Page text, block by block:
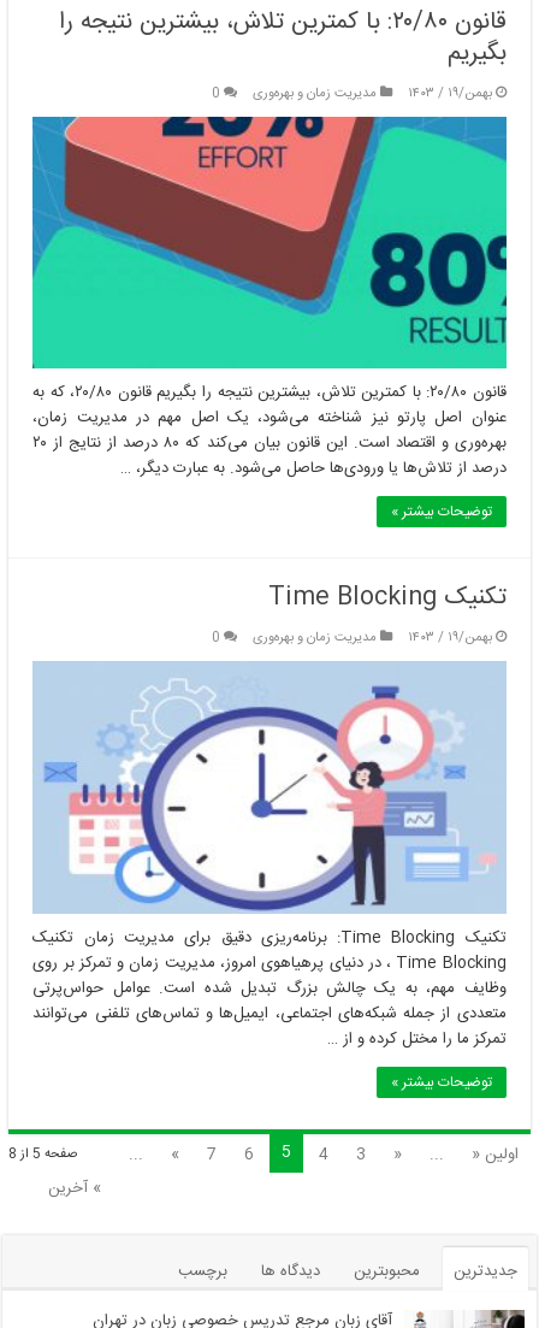
قانون ۲۰/۸۰: با کمترین تلاش، بیشترین نتیجه را
بگیریم
بهمن/۱۹ / ۱۴۰۳ مدیریت زمان و بهره‌وری 0
قانون ۲۰/۸۰: با کمترین تلاش، بیشترین نتیجه را بگیریم قانون ۲۰/۸۰، که به
عنوان اصل پارتو نیز شناخته می‌شود، یک اصل مهم در مدیریت زمان،
بهره‌وری و اقتصاد است. این قانون بیان می‌کند که ۸۰ درصد از نتایج از ۲۰
درصد از تلاش‌ها یا ورودی‌ها حاصل می‌شود. به عبارت دیگر، …
توضیحات بیشتر »
تکنیک Time Blocking
بهمن/۱۹ / ۱۴۰۳ مدیریت زمان و بهره‌وری 0
تکنیک Time Blocking: برنامه‌ریزی دقیق برای مدیریت زمان تکنیک
Time Blocking ، در دنیای پرهیاهوی امروز، مدیریت زمان و تمرکز بر روی
وظایف مهم، به یک چالش بزرگ تبدیل شده است. عوامل حواس‌پرتی
متعددی از جمله شبکه‌های اجتماعی، ایمیل‌ها و تماس‌های تلفنی می‌توانند
تمرکز ما را مختل کرده و از …
توضیحات بیشتر »
صفحه 5 از 8 اولین « ...
«
3
4
5
6
7
»
...
» آخرین
جدیدترین محبوبترین دیدگاه ها
برچسب
آقای زبان مرجع تدریس خصوصی زبان در تهران